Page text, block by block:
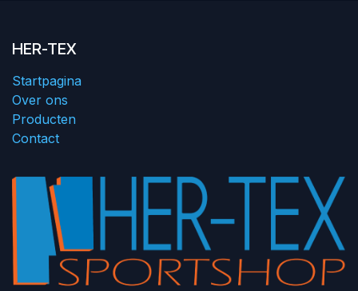
HER-TEX
Startpagina
Over ons
Producten
Contact